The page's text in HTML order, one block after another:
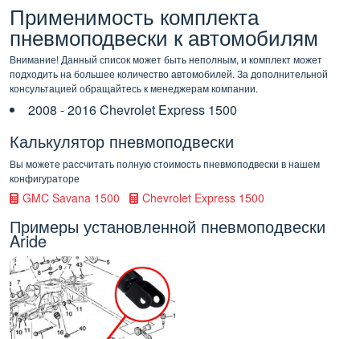
Применимость комплекта
пневмоподвески к автомобилям
Внимание! Данный список может быть неполным, и комплект может
подходить на большее количество автомобилей. За дополнительной
консультацией обращайтесь к менеджерам компании.
2008 - 2016 Chevrolet Express 1500
Калькулятор пневмоподвески
Вы можете рассчитать полную стоимость пневмоподвески в нашем
конфигураторе
GMC Savana 1500 Chevrolet Express 1500
Примеры установленной пневмоподвески
Aride